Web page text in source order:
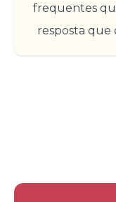
frequentes
resposta que